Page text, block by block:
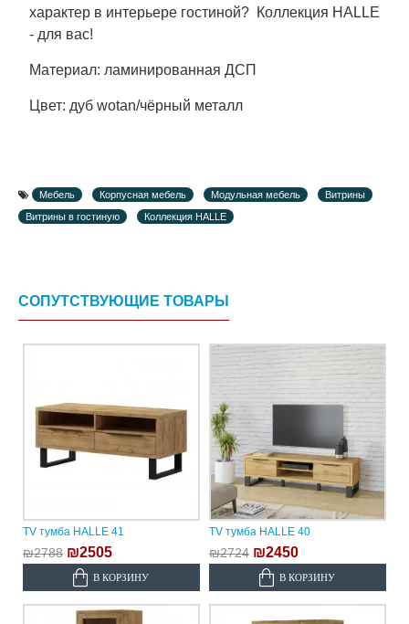
характер в интерьере гостиной? Коллекция HALLE
- для вас!
Материал: ламинированная ДСП
Цвет: дуб wotan/чёрный металл
Мебель Корпусная мебель Модульная мебель
Витрины
Витрины в гостиную
Коллекция HALLE
СОПУТСТВУЮЩИЕ ТОВАРЫ
TV тумба HALLE 41
₪2788 ₪2505
В КОРЗИНУ
TV тумба HALLE 40
₪2724 ₪2450
В КОРЗИНУ